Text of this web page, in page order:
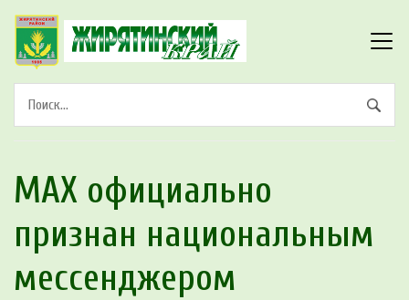
MAX официально
признан национальным
мессенджером